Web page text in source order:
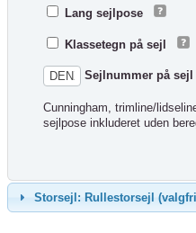
Lang sejlpose
Klassetegn på sejl
Sejlnummer på sejl
Cunningham, trimline/
sejlpose inkluderet uden
Storsejl: Rullestorsejl